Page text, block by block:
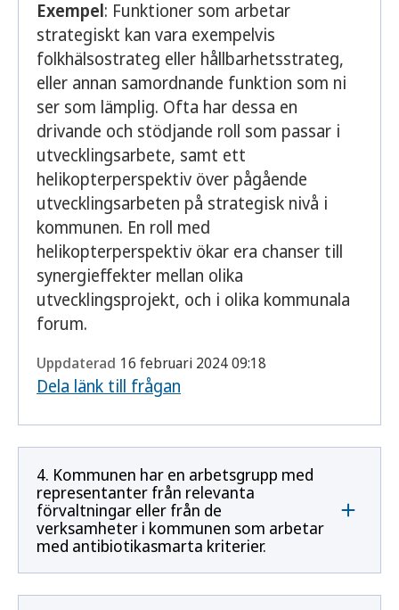
Exempel: Funktioner som arbetar
strategiskt kan vara exempelvis
folkhälsostrateg eller hållbarhetsstrateg,
eller annan samordnande funktion som ni
ser som lämplig. Ofta har dessa en
drivande och stödjande roll som passar i
utvecklingsarbete, samt ett
helikopterperspektiv över pågående
utvecklingsarbeten på strategisk nivå i
kommunen. En roll med
helikopterperspektiv ökar era chanser till
synergieffekter mellan olika
utvecklingsprojekt, och i olika kommunala
forum.
Uppdaterad 16 februari 2024 09:18
Dela länk till frågan
4. Kommunen har en arbetsgrupp med
representanter från relevanta
förvaltningar eller från de
verksamheter i kommunen som arbetar
med antibiotikasmarta kriterier.